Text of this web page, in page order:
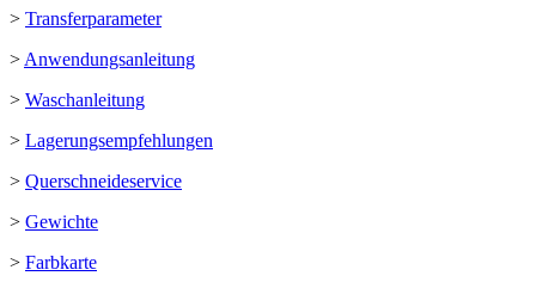
> Transferparameter
>Anwendungsanleitung
> Waschanleitung
> Lagerungsempfehlungen
> Querschneideservice
> Gewichte
> Farbkarte